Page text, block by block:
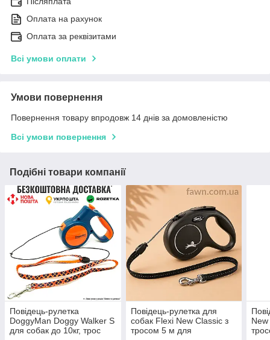
Оплата на рахунок
Оплата за реквізитами
Всі умови оплати
Умови повернення
Повернення товару впродовж 14 днів за домовленістю
Всі умови повернення
Подібні товари компанії
Повідець-рулетка
DoggyMan Doggy Walker S
для собак до 10кг, трос
Повідець-рулетка для
собак Flexi New Classic з
тросом 5 м для